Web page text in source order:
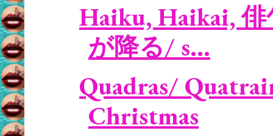
Haiku, Haikai, 俳
が降る/ s...
Quadras/
Christmas